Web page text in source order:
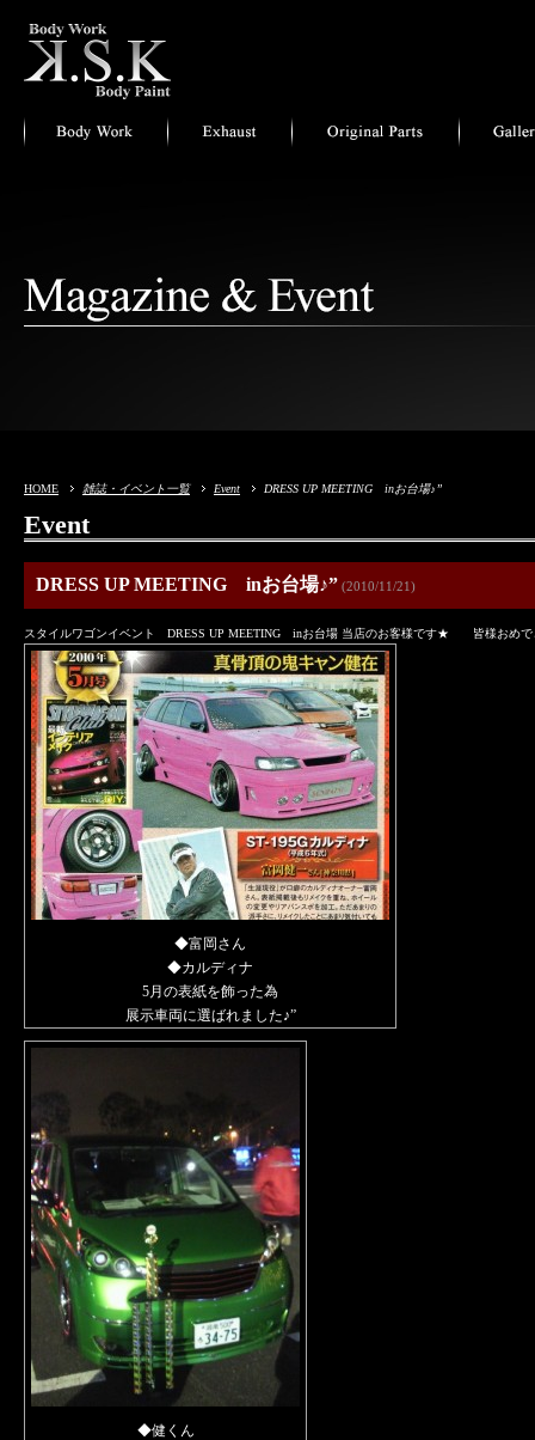
HOME 雑誌・イベント一覧 Event DRESS UP MEETING inお台場♪”
Event
DRESS UP MEETING inお台場♪” (2010/11/21)
スタイルワゴンイベント DRESS UP MEETING inお台場 当店のお客様です★ 皆様おめ
◆富岡さん
◆カルディナ
5月の表紙を飾った為
展示車両に選ばれました♪”
◆健くん